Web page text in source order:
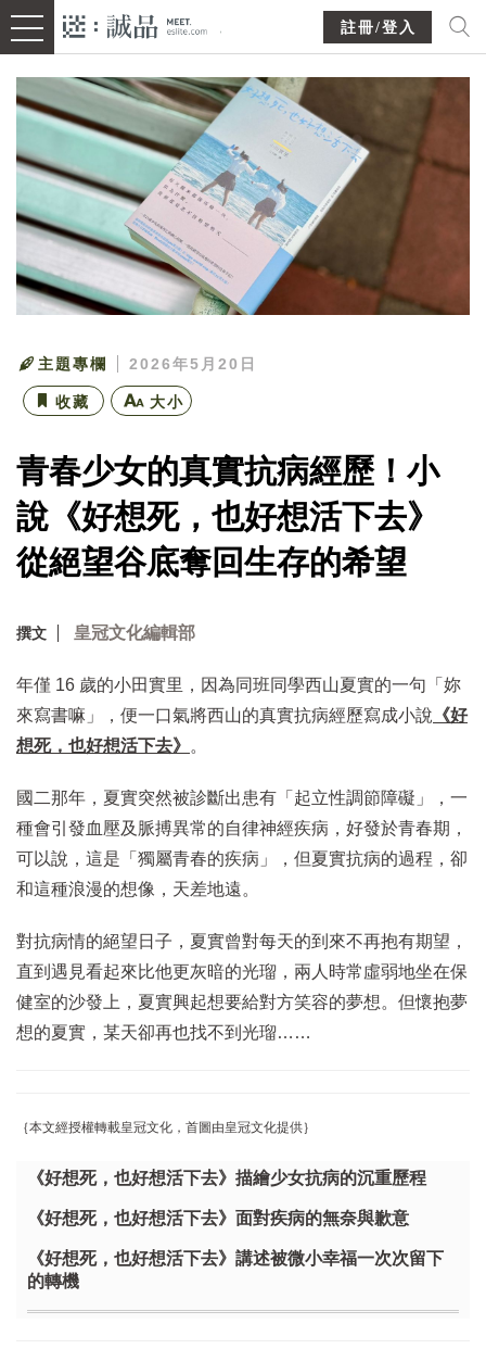
註冊/登入
主題專欄 2026年5月20日
收藏 大小
青春少女的真實抗病經歷！小
說《好想死，也好想活下去》
從絕望谷底奪回生存的希望
撰文 皇冠文化編輯部
年僅 16 歲的小田實里，因為同班同學西山夏實的一句「妳
來寫書嘛」，便一口氣將西山的真實抗病經歷寫成小說 《好
想死，也好想活下去》 。
國二那年，夏實突然被診斷出患有「起立性調節障礙」，一
種會引發血壓及脈搏異常的自律神經疾病，好發於青春期，
可以說，這是「獨屬青春的疾病」，但夏實抗病的過程，卻
和這種浪漫的想像，天差地遠。
對抗病情的絕望日子，夏實曾對每天的到來不再抱有期望，
直到遇見看起來比他更灰暗的光瑠，兩人時常虛弱地坐在保
健室的沙發上，夏實興起想要給對方笑容的夢想。但懷抱夢
想的夏實，某天卻再也找不到光瑠……
｛本文經授權轉載皇冠文化，首圖由皇冠文化提供｝
《好想死，也好想活下去》描繪少女抗病的沉重歷程
《好想死，也好想活下去》面對疾病的無奈與歉意
《好想死，也好想活下去》講述被微小幸福一次次留下
的轉機